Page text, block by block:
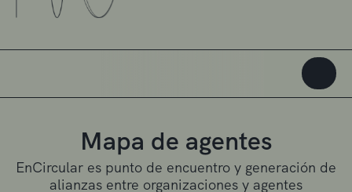
Mapa de agentes
EnCircular es punto de encuentro y generación de
alianzas entre organizaciones y agentes